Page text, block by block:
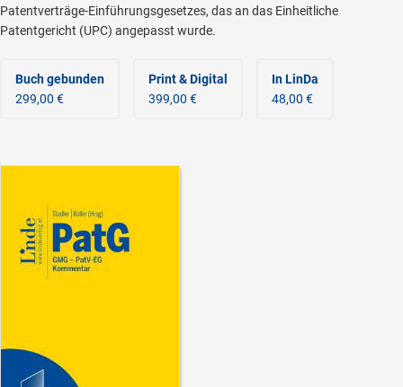
Patentverträge-Einführungsgesetzes, das an das Einheitliche
Patentgericht (UPC) angepasst wurde.
Buch gebunden
299,00 €
Print & Digital
399,00 €
In LinDa
48,00 €